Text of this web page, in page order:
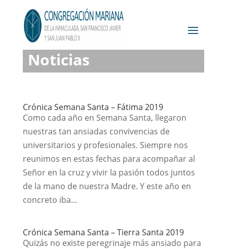
Noticias
Crónica Semana Santa – Fátima 2019
Como cada año en Semana Santa, llegaron
nuestras tan ansiadas convivencias de
universitarios y profesionales. Siempre nos
reunimos en estas fechas para acompañar al
Señor en la cruz y vivir la pasión todos juntos
de la mano de nuestra Madre. Y este año en
concreto iba...
Crónica Semana Santa – Tierra Santa 2019
Quizás no existe peregrinaje más ansiado para